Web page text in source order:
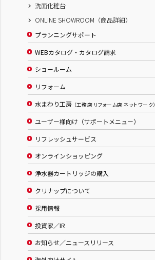
洗面化粧台
ONLINE SHOWROOM（商品詳細）
プランニングサポート
WEBカタログ・カタログ請求
ショールーム
リフォーム
水まわり工房 （工務店 リフォーム店 ネットワーク）
ユーザー様向け（サポートメニュー）
リフレッシュサービス
オンラインショッピング
浄水器カートリッジの購入
クリナップについて
採用情報
投資家／IR
お知らせ／ニュースリリース